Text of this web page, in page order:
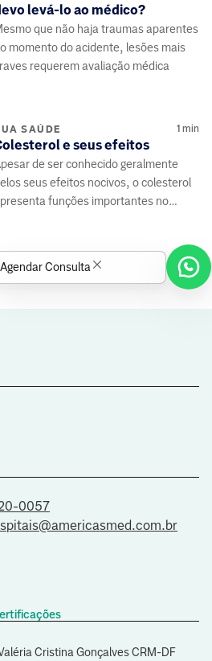
levá-lo ao médico?
que não haja traumas aparentes
momento do acidente, lesões mais
requerem avaliação médica
SAÚDE 1 min
e seus efeitos
de ser conhecido geralmente
seus efeitos nocivos, o colesterol
funções importantes no
0057
Cristina Gonçalves CRM-DF
Agendar Consulta